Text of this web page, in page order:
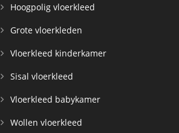
Hoogpolig vloerkleed
Grote vloerkleden
Vloerkleed kinderkamer
Sisal vloerkleed
Vloerkleed babykamer
Wollen vloerkleed